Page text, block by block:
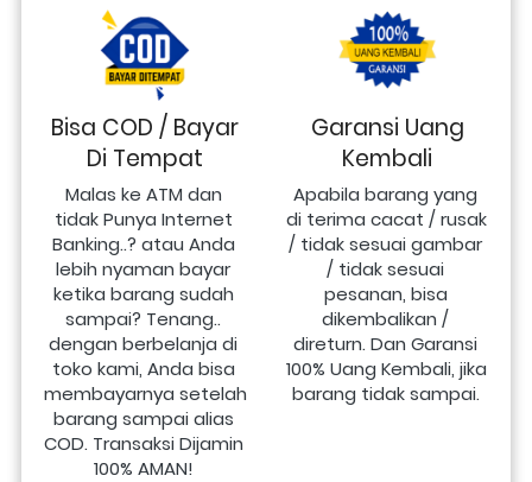
Bisa COD / Bayar
Di Tempat
Malas ke ATM dan
tidak Punya Internet
Banking..? atau Anda
lebih nyaman bayar
ketika barang sudah
sampai? Tenang..
dengan berbelanja di
toko kami, Anda bisa
membayarnya setelah
barang sampai alias
COD. Transaksi Dijamin
100% AMAN!
Garansi Uang
Kembali
Apabila barang yang
di terima cacat / rusak
/ tidak sesuai gambar
/ tidak sesuai
pesanan, bisa
dikembalikan /
direturn. Dan Garansi
100% Uang Kembali, jika
barang tidak sampai.